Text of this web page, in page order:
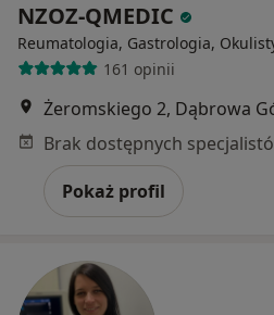
NZOZ-QMEDIC
Reumatologia, Gastrologia,
161 opinii
Żeromskiego 2, Dąbrowa
Pokaż profil